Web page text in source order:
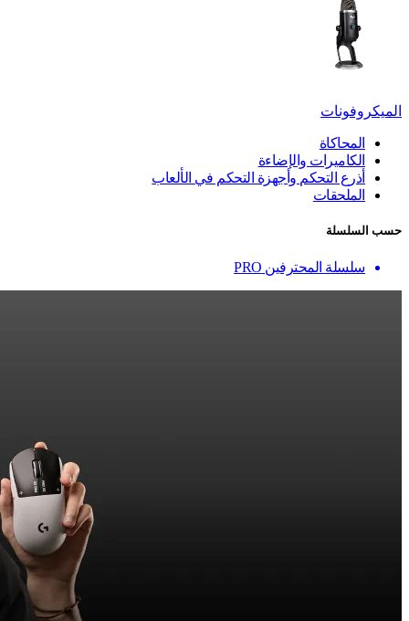
الميكروفونات
المحاكاة
الكاميرات والإضاءة
أذرع التحكم وأجهزة التحكم في الألعاب
الملحقات
حسب السلسلة
سلسلة المحترفين PRO